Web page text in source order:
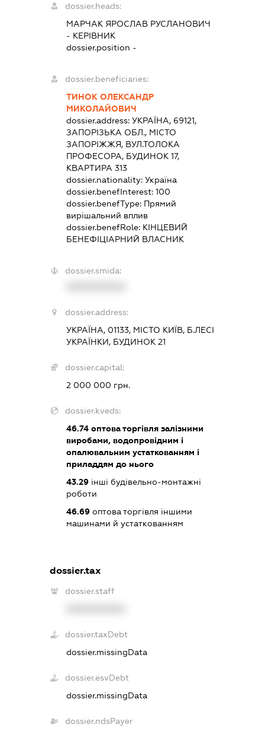
dossier.heads:
МАРЧАК ЯРОСЛАВ РУСЛАНОВИЧ
- КЕРІВНИК
dossier.position -
dossier.beneficiaries:
ТИНОК ОЛЕКСАНДР
МИКОЛАЙОВИЧ
dossier.address:УКРАЇНА, 69121,
ЗАПОРІЗЬКА ОБЛ., МІСТО
ЗАПОРІЖЖЯ, ВУЛ.ТОЛОКА
ПРОФЕСОРА, БУДИНОК 17,
КВАРТИРА 313
dossier.nationality:Україна
dossier.benefInterest:100
dossier.benefType: Прямий
вирішальний вплив
dossier.benefRole: КІНЦЕВИЙ
БЕНЕФІЦІАРНИЙ ВЛАСНИК
dossier.smida:
dossier.address:
УКРАЇНА, 01133, МІСТО КИЇВ, Б.ЛЕСІ
УКРАЇНКИ, БУДИНОК 21
dossier.capital:
2 000 000 грн.
dossier.kveds:
46.74 оптова торгівля залізними
виробами, водопровідним і
опалювальним устаткованням і
приладдям до нього
43.29 інші будівельно-монтажні
роботи
46.69 оптова торгівля іншими
машинами й устаткованням
dossier.tax
dossier.staff
dossier.taxDebt
dossier.missingData
dossier.esvDebt
dossier.missingData
dossier.ndsPayer